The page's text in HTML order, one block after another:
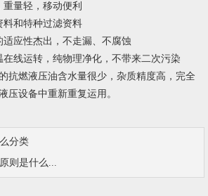
量轻，移动便利
和特种过滤资料
应性杰出，不走漏、不腐蚀
线运转，纯物理净化，不带来二次污染
燃液压油含水量很少，杂质精度高，完全
压设备中重新重复运用。
分类
则是什么...